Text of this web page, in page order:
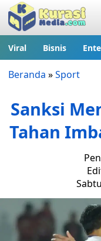
Viral Bisnis
Beranda »Sport
Sanksi
Tahan